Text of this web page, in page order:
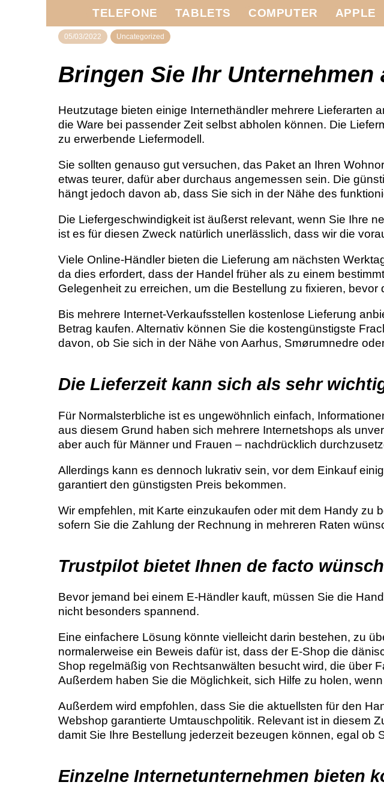
TELEFONE TABLETS COMPUTER APPLE
05/03/2022 Uncategorized
Bringen Sie Ihr
Heutzutage bieten einige Internethändler mehrere Lieferarten
die Ware bei passender Zeit selbst abholen können. Die
zu erwerbende Liefermodell.
Sie sollten genauso gut versuchen, das Paket an Ihren
etwas teurer, dafür aber durchaus angemessen sein. Die
hängt jedoch davon ab, dass Sie sich in der Nähe des
Die Liefergeschwindigkeit ist äußerst relevant, wenn Sie Ihre
ist es für diesen Zweck natürlich unerlässlich, dass wir die
Viele Online-Händler bieten die Lieferung am nächsten
da dies erfordert, dass der Handel früher als zu einem
Gelegenheit zu erreichen, um die Bestellung zu fixieren, bevor
Bis mehrere Internet-Verkaufsstellen kostenlose Lieferung
Betrag kaufen. Alternativ können Sie die kostengünstigste
davon, ob Sie sich in der Nähe von Aarhus, Smørumnedre
Die Lieferzeit kann sich als sehr
Für Normalsterbliche ist es ungewöhnlich einfach,
aus diesem Grund haben sich mehrere Internetshops als
aber auch für Männer und Frauen – nachdrücklich
Allerdings kann es dennoch lukrativ sein, vor dem Einkauf
garantiert den günstigsten Preis bekommen.
Wir empfehlen, mit Karte einzukaufen oder mit dem Handy zu
sofern Sie die Zahlung der Rechnung in mehreren Raten
Trustpilot bietet Ihnen de facto
Bevor jemand bei einem E-Händler kauft, müssen Sie die
nicht besonders spannend.
Eine einfachere Lösung könnte vielleicht darin bestehen, zu
normalerweise ein Beweis dafür ist, dass der E-Shop die
Shop regelmäßig von Rechtsanwälten besucht wird, die über
Außerdem haben Sie die Möglichkeit, sich Hilfe zu holen,
Außerdem wird empfohlen, dass Sie die aktuellsten für den
Webshop garantierte Umtauschpolitik. Relevant ist in diesem
damit Sie Ihre Bestellung jederzeit bezeugen können, egal ob
Einzelne Internetunternehmen bieten